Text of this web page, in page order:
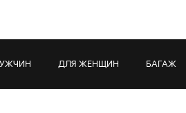
ДЛЯ ЖЕНЩИН БАГАЖ